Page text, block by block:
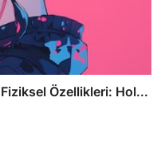
Özellikleri: Hol...